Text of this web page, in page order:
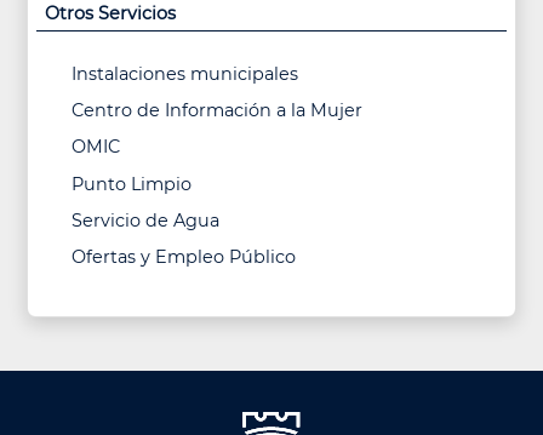
Otros Servicios
Instalaciones municipales
Centro de Información a la Mujer
OMIC
Punto Limpio
Servicio de Agua
Ofertas y Empleo Público